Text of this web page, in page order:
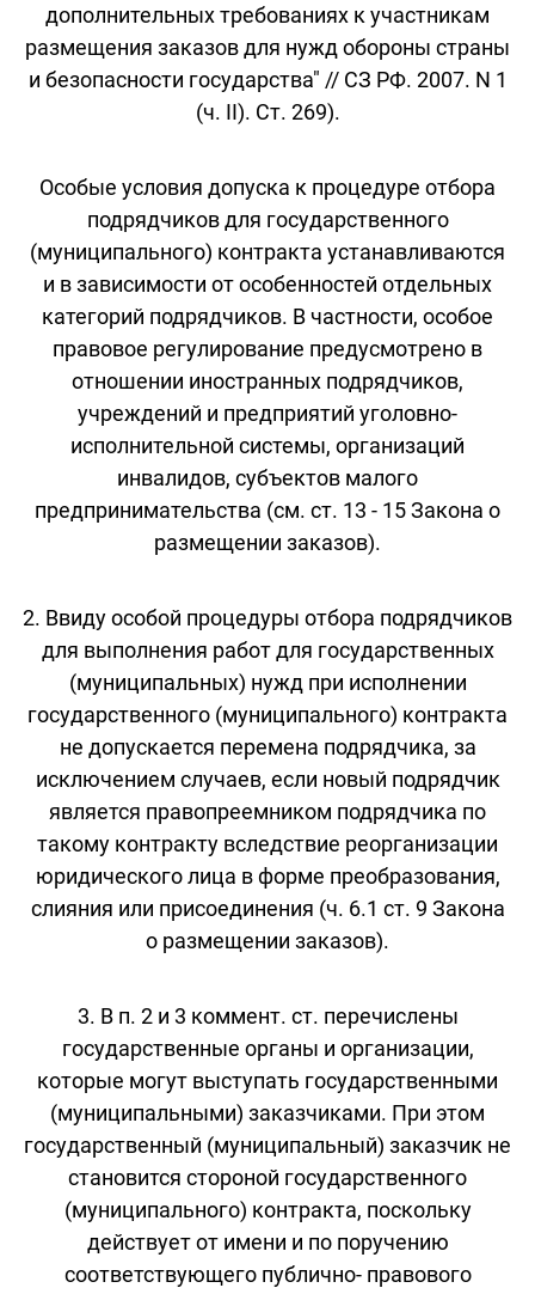
дополнительных требованиях к участникам
размещения заказов для нужд обороны страны
и безопасности государства" // СЗ РФ. 2007. N 1
(ч. II). Ст. 269).
Особые условия допуска к процедуре отбора
подрядчиков для государственного
(муниципального) контракта устанавливаются
и в зависимости от особенностей отдельных
категорий подрядчиков. В частности, особое
правовое регулирование предусмотрено в
отношении иностранных подрядчиков,
учреждений и предприятий уголовно-
исполнительной системы, организаций
инвалидов, субъектов малого
предпринимательства (см. ст. 13 - 15 Закона о
размещении заказов).
2. Ввиду особой процедуры отбора подрядчиков
для выполнения работ для государственных
(муниципальных) нужд при исполнении
государственного (муниципального) контракта
не допускается перемена подрядчика, за
исключением случаев, если новый подрядчик
является правопреемником подрядчика по
такому контракту вследствие реорганизации
юридического лица в форме преобразования,
слияния или присоединения (ч. 6.1 ст. 9 Закона
о размещении заказов).
3. В п. 2 и 3 коммент. ст. перечислены
государственные органы и организации,
которые могут выступать государственными
(муниципальными) заказчиками. При этом
государственный (муниципальный) заказчик не
становится стороной государственного
(муниципального) контракта, поскольку
действует от имени и по поручению
соответствующего публично- правового